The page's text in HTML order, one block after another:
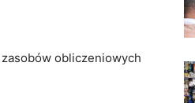
obliczeniowych